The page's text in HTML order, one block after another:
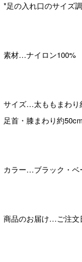
*足の入れ口のサイズ
素材…ナイロン100%
サイズ…太ももまわり
足首・膝まわり約
カラー…ブラック・ベ
商品のお届け…ご注文